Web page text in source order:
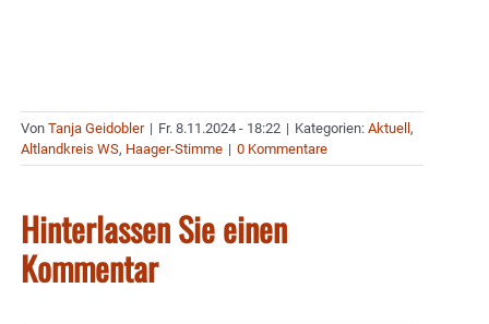
Von Tanja Geidobler | Fr. 8.11.2024 - 18:22 | Kategorien: Aktuell,
Altlandkreis WS, Haager-Stimme | 0 Kommentare
Hinterlassen Sie einen
Kommentar